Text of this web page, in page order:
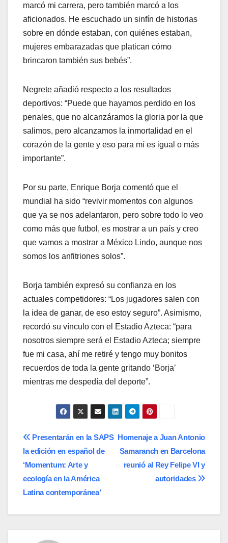
marcó mi carrera, pero también marcó a los
aficionados. He escuchado un sinfín de historias
sobre en dónde estaban, con quiénes estaban,
mujeres embarazadas que platican cómo
brincaron también sus bebés”.
Negrete añadió respecto a los resultados
deportivos: “Puede que hayamos perdido en los
penales, que no alcanzáramos la gloria por la que
salimos, pero alcanzamos la inmortalidad en el
corazón de la gente y eso para mí es igual o más
importante”.
Por su parte, Enrique Borja comentó que el
mundial ha sido “revivir momentos con algunos
que ya se nos adelantaron, pero sobre todo lo veo
como más que futbol, es mostrar a un país y creo
que vamos a mostrar a México Lindo, aunque nos
somos los anfitriones solos”.
Borja también expresó su confianza en los
actuales competidores: “Los jugadores salen con
la idea de ganar, de eso estoy seguro”. Asimismo,
recordó su vínculo con el Estadio Azteca: “para
nosotros siempre será el Estadio Azteca; siempre
fue mi casa, ahí me retiré y tengo muy bonitos
recuerdos de toda la gente gritando ‘Borja’
mientras me despedía del deporte”.
Navegación
de
entradas
Homenaje a Juan Antonio
Samaranch en Barcelona
reunió al Rey Felipe VI y
autoridades
Presentarán en la SAPS
la edición en español de
‘Momentum: Arte y
ecología en la América
Latina contemporánea’